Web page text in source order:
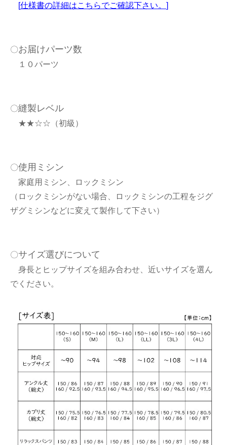
[仕様書の詳細はこちらでご確認下さい。 ]
〇お届けパーツ数
１０パーツ
〇縫製レベル
★★☆☆（初級）
〇使用ミシン
家庭用ミシン、ロックミシン
（ロックミシンがない場合、ロックミシンの工程をジグ
ザグミシンなどに変えて製作して下さい）
〇サイズ選びについて
身長とヒップサイズを組み合わせ、近いサイズを選ん
でください。